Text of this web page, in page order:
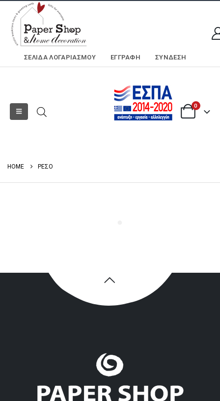
ΣΕΛΊΔΑ ΛΟΓΑΡΙΑΣΜΟΎ ΕΓΓΡΑΦΗ ΣΎΝΔΕΣΗ
0
HOME ΡΕΣΟ